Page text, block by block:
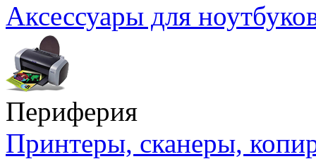
Аксессуары для
Периферия
Принтеры, сканеры,